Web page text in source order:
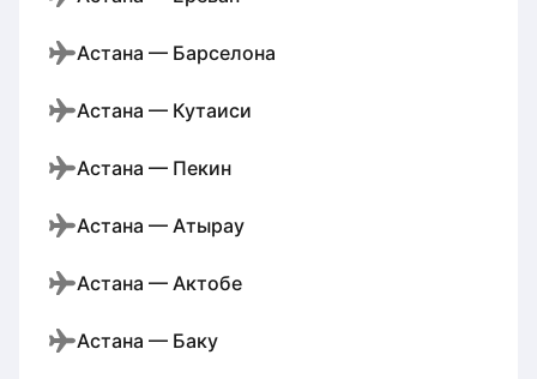
Астана — Барселона
Астана — Кутаиси
Астана — Пекин
Астана — Атырау
Астана — Актобе
Астана — Баку